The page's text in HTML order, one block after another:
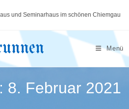
und Seminarhaus im schönen Chiemgau
Menü
8. Februar 2021